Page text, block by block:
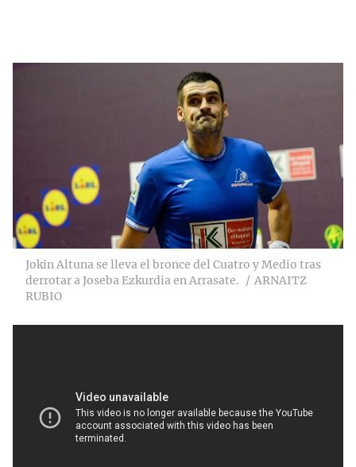
Jokin Altuna se lleva el bronce del Cuatro y Medio tras
derrotar a Joseba Ezkurdia en Arrasate.
ARNAITZ
RUBIO